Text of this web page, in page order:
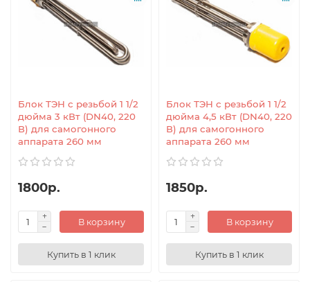
Блок ТЭН с резьбой 1 1/2
дюйма 3 кВт (DN40, 220
В) для самогонного
аппарата 260 мм
1800р.
В корзину
Купить в 1 клик
Блок ТЭН с резьбой 1 1/2
дюйма 4,5 кВт (DN40, 220
В) для самогонного
аппарата 260 мм
1850р.
В корзину
Купить в 1 клик